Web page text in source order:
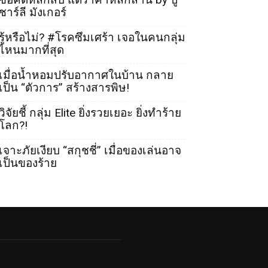
าร์ลี มังเกอร์
หรือไม่? #โรคซึมเศร้า เจอในคนกลุ่ม
หนมากที่สุด
มื่อน้ำหอมปรับอากาศในบ้าน กลาย
ป็น “ตัวการ” สร้างสารพิษ!
จัยชี้ กลุ่ม Elite ยิ่งรวยเยอะ ยิ่งทำร้าย
ลก?!
จาะภัยเงียบ “สกุชชี่” เมื่อของเล่นอาจ
ป็นของร้าย